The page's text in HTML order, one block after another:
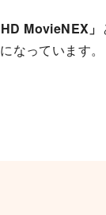
MovieNEX」
なっています。